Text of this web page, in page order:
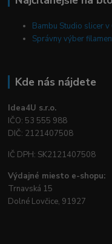
Bambu Studio slicer v
Správny výber
Kde nás nájdete
Idea4U s.r.o.
IČO: 53 555 988
DIČ: 2121407508
IČ DPH: SK2121407508
Výdajné miesto e-shopu:
Trnavská 15
Dolné Lovčice, 91927